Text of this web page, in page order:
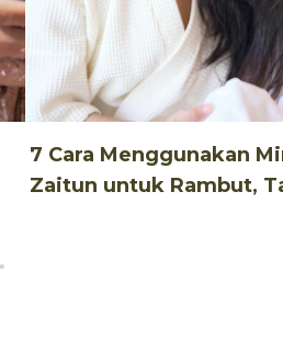
7 Cara Menggunakan
Zaitun untuk Rambut,